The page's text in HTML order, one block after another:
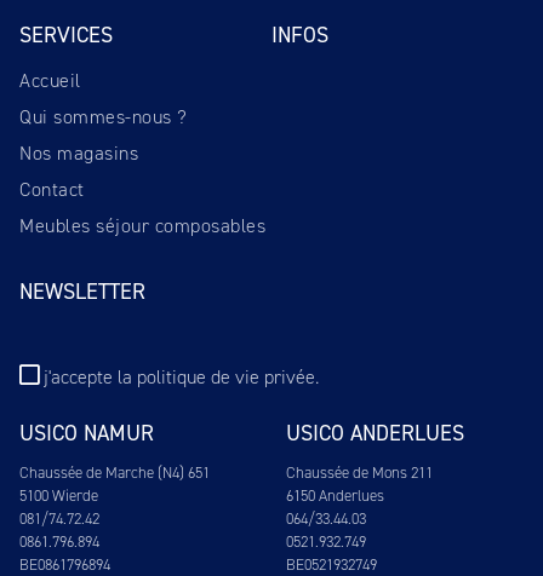
SERVICES
Accueil
Qui sommes-nous ?
Nos magasins
Contact
Meubles séjour composables
INFOS
NEWSLETTER
j'accepte la politique de vie privée.
USICO NAMUR
Chaussée de Marche (N4) 651
5100 Wierde
081/74.72.42
0861.796.894
BE0861796894
USICO ANDERLUES
Chaussée de Mons 211
6150 Anderlues
064/33.44.03
0521.932.749
BE0521932749